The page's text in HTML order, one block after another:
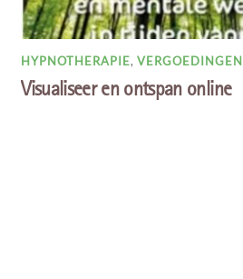
HYPNOTHERAPIE, VERGOEDINGEN
Visualiseer en ontspan online